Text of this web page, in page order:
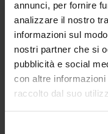
annunci, per fornire
analizzare il nostro
informazioni sul
nostri partner che si
pubblicità e social
con altre
raccolto dal suo